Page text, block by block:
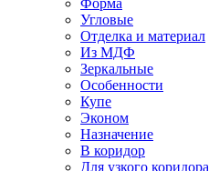
Форма
Угловые
Отделка и материал
Из МДФ
Зеркальные
Особенности
Купе
Эконом
Назначение
В коридор
Для узкого коридора